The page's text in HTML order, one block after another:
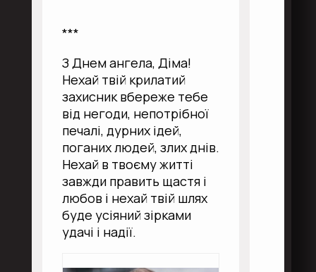
***
З Днем ангела, Діма!
Нехай твій крилатий
захисник вбереже тебе
від негоди, непотрібної
печалі, дурних ідей,
поганих людей, злих днів.
Нехай в твоєму житті
завжди править щастя і
любов і нехай твій шлях
буде усіяний зірками
удачі і надії.